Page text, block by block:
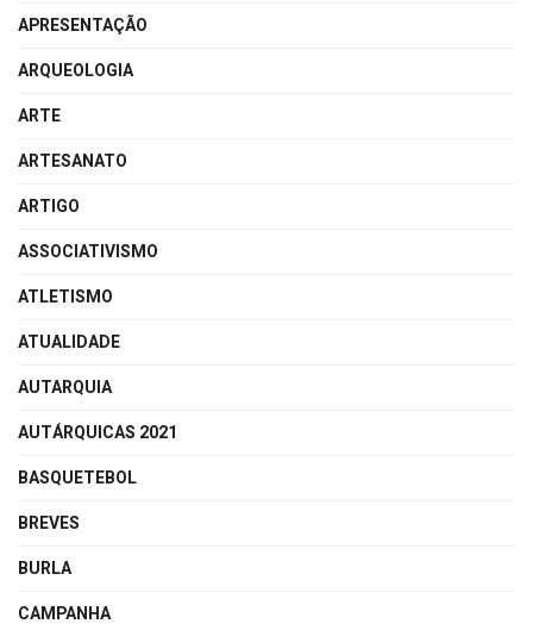
APRESENTAÇÃO
ARQUEOLOGIA
ARTE
ARTESANATO
ARTIGO
ASSOCIATIVISMO
ATLETISMO
ATUALIDADE
AUTARQUIA
AUTÁRQUICAS 2021
BASQUETEBOL
BREVES
BURLA
CAMPANHA